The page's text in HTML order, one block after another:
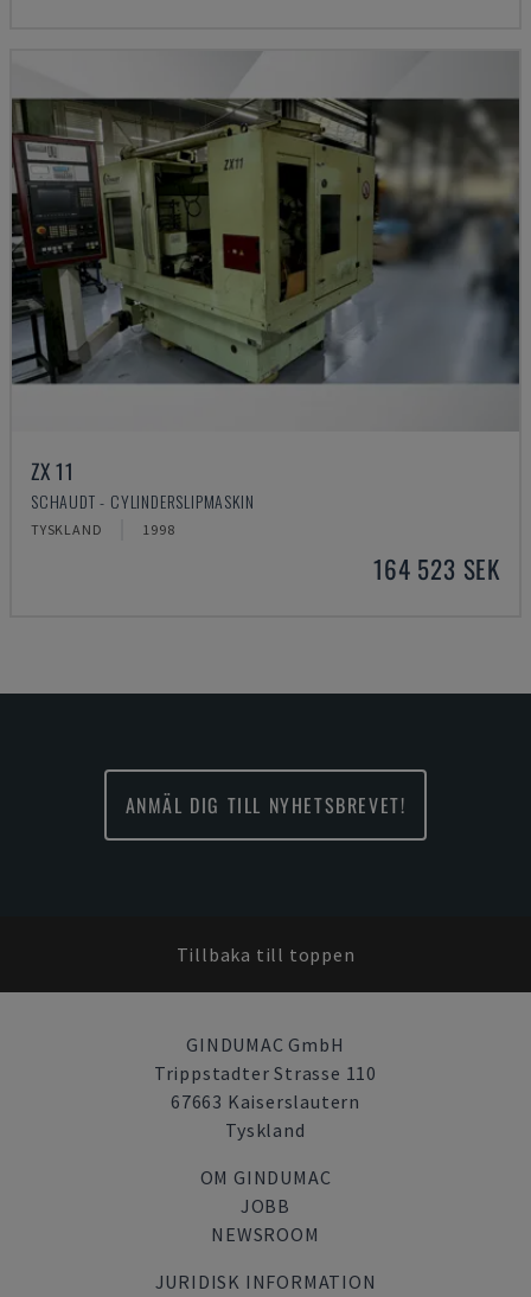
ZX 11
SCHAUDT - CYLINDERSLIPMASKIN
TYSKLAND 1998
164 523 SEK
ANMÄL DIG TILL NYHETSBREVET!
Tillbaka till toppen
GINDUMAC GmbH
Trippstadter Strasse 110
67663 Kaiserslautern
Tyskland
OM GINDUMAC
JOBB
NEWSROOM
JURIDISK INFORMATION